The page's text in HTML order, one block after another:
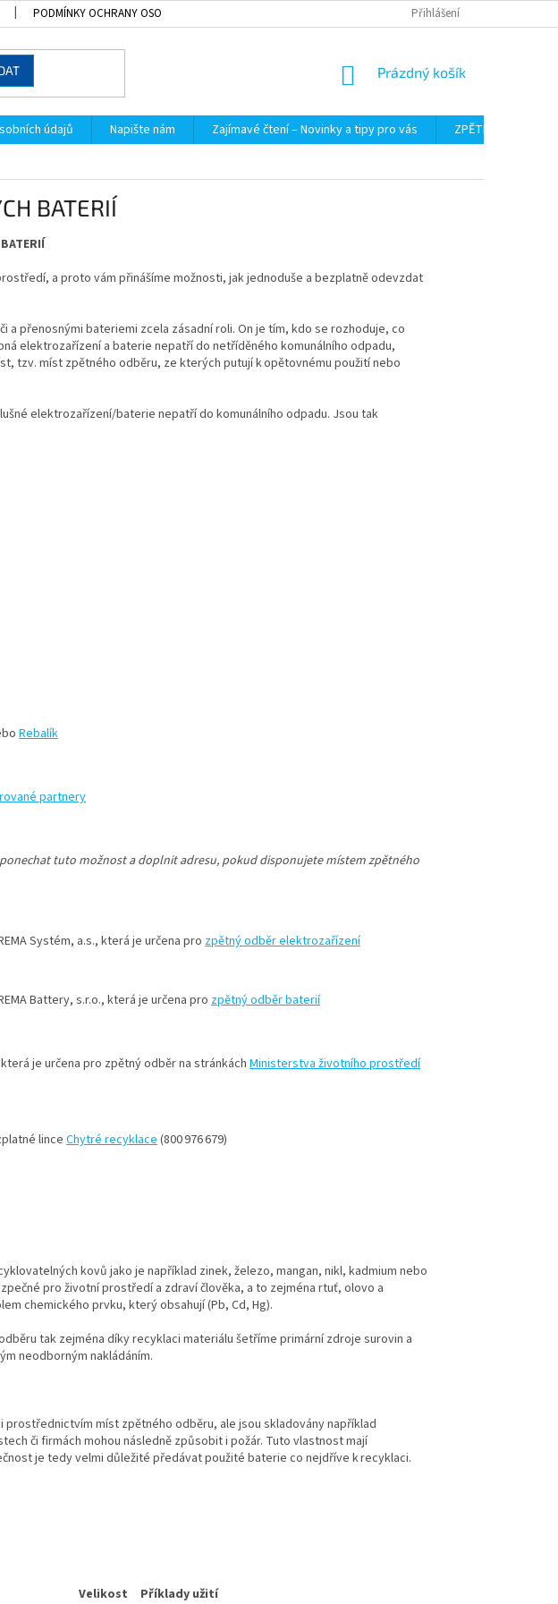
PODMÍNKY OCHRANY OSOBNÍCH ÚDAJŮ Přihlášení
NÁKUPNÍ
Prázdný košík
údajů Napište nám Zajímavé čtení – Novinky a tipy pro vás
ZPĚTNÝ ODBĚR
BATERIÍ
a proto vám přinášíme možnosti, jak jednoduše a bezplatně odevzdat
přenosnými bateriemi zcela zásadní roli. On je tím, kdo se rozhoduje, co
elektrozařízení a baterie nepatří do netříděného komunálního odpadu,
tzv. míst zpětného odběru, ze kterých putují k opětovnému použití nebo
elektrozařízení/baterie nepatří do komunálního odpadu. Jsou tak
Rebalík
partnery
ponechat tuto možnost a doplnit adresu, pokud disponujete místem zpětného
Systém, a.s., která je určena pro zpětný odběr elektrozařízení
Battery, s.r.o., která je určena pro zpětný odběr baterií
je určena pro zpětný odběr na stránkách Ministerstva životního prostředí
lince Chytré recyklace (800 976 679)
kovů jako je například zinek, železo, mangan, nikl, kadmium nebo
pro životní prostředí a zdraví člověka, a to zejména rtuť, olovo a
chemického prvku, který obsahují (Pb, Cd, Hg).
tak zejména díky recyklaci materiálu šetříme primární zdroje surovin a
neodborným nakládáním.
míst zpětného odběru, ale jsou skladovány například
či firmách mohou následně způsobit i požár. Tuto vlastnost mají
je tedy velmi důležité předávat použité baterie co nejdříve k recyklaci.
Velikost Příklady užití